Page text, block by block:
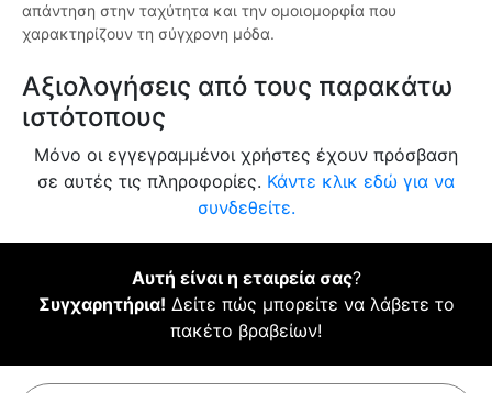
απάντηση στην ταχύτητα και την ομοιομορφία που
χαρακτηρίζουν τη σύγχρονη μόδα.
Αξιολογήσεις από τους παρακάτω
ιστότοπους
Μόνο οι εγγεγραμμένοι χρήστες έχουν πρόσβαση
σε αυτές τις πληροφορίες. Κάντε κλικ εδώ για να
συνδεθείτε.
Αυτή είναι η εταιρεία σας?
Συγχαρητήρια! Δείτε πώς μπορείτε να λάβετε το
πακέτο βραβείων!